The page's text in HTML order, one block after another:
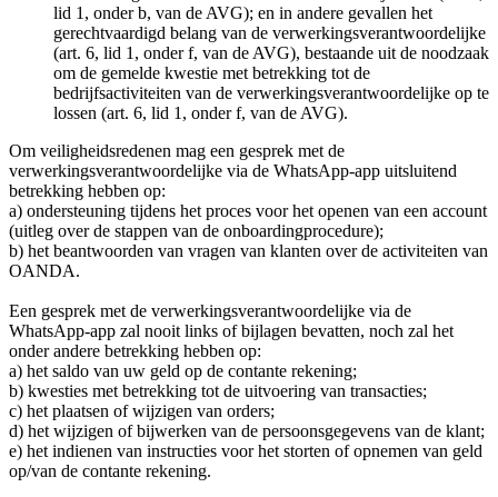
lid 1, onder b, van de AVG); en in andere gevallen het
gerechtvaardigd belang van de verwerkingsverantwoordelijke
(art. 6, lid 1, onder f, van de AVG), bestaande uit de noodzaak
om de gemelde kwestie met betrekking tot de
bedrijfsactiviteiten van de verwerkingsverantwoordelijke op te
lossen (art. 6, lid 1, onder f, van de AVG).
Om veiligheidsredenen mag een gesprek met de
verwerkingsverantwoordelijke via de WhatsApp-app uitsluitend
betrekking hebben op:
a) ondersteuning tijdens het proces voor het openen van een account
(uitleg over de stappen van de onboardingprocedure);
b) het beantwoorden van vragen van klanten over de activiteiten van
OANDA.
Een gesprek met de verwerkingsverantwoordelijke via de
WhatsApp-app zal nooit links of bijlagen bevatten, noch zal het
onder andere betrekking hebben op:
a) het saldo van uw geld op de contante rekening;
b) kwesties met betrekking tot de uitvoering van transacties;
c) het plaatsen of wijzigen van orders;
d) het wijzigen of bijwerken van de persoonsgegevens van de klant;
e) het indienen van instructies voor het storten of opnemen van geld
op/van de contante rekening.